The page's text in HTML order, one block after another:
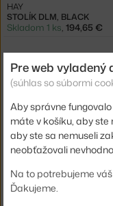
STOLÍK DLM, BLACK
HAY
Skladom 1 ks, 194,65 €
STOLÍK DLM, TOFFEE
HAY
2 - 3 týždne,
Pre web
(súhlas so súbormi
Aby správne
máte v košíku, aby ste
aby ste sa nemuseli
neobťažovali
Na to potrebujeme
Ďakujeme.